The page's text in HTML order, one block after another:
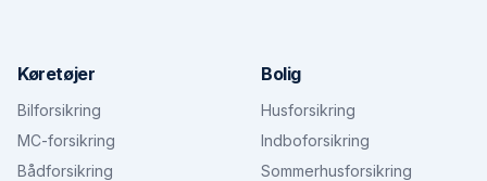
Køretøjer
Bilforsikring
MC-forsikring
Bådforsikring
Bolig
Husforsikring
Indboforsikring
Sommerhusforsikring